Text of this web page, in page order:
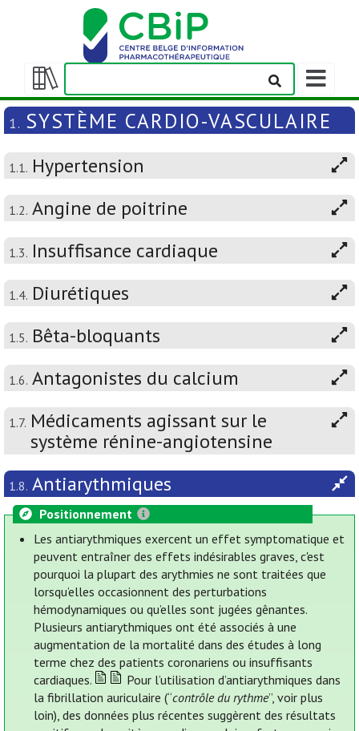
Afficher/masquer
la
table
matières
Afficher/
la
barre
de
navigation
1. SYSTÈME CARDIO-VASCULAIRE
1.1. Hypertension
1.2. Angine de poitrine
1.3. Insuffisance cardiaque
1.4. Diurétiques
1.5. Bêta-bloquants
1.6. Antagonistes du calcium
1.7. Médicaments agissant sur le
système rénine-angiotensine
1.8. Antiarythmiques
Positionnement
Les antiarythmiques exercent un effet symptomatique et
peuvent entraîner des effets indésirables graves, c'est
pourquoi la plupart des arythmies ne sont traitées que
lorsqu’elles occasionnent des perturbations
hémodynamiques ou qu’elles sont jugées gênantes.
Plusieurs antiarythmiques ont été associés à une
augmentation de la mortalité dans des études à long
terme chez des patients coronariens ou insuffisants
cardiaques.
Pour l’utilisation d’antiarythmiques dans
la fibrillation auriculaire (“contrôle du rythme”, voir plus
loin), des données plus récentes suggèrent des résultats